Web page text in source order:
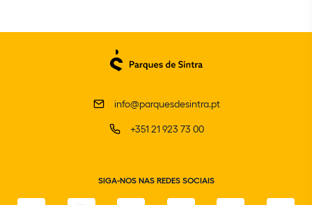
info@parquesdesintra.pt
+351 21 923 73 00
SIGA-NOS NAS REDES SOCIAIS